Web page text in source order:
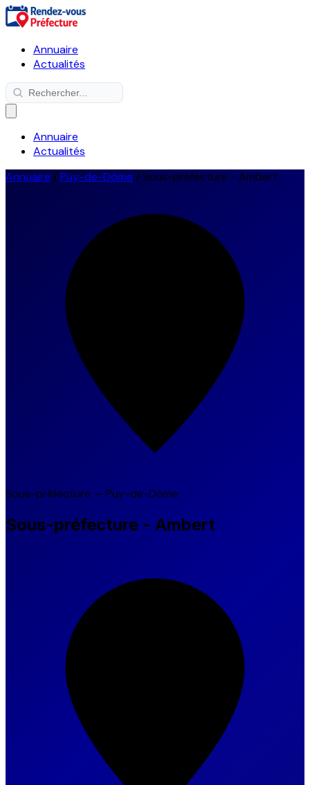
Annuaire
Actualités
Annuaire
Actualités
Annuaire /Puy-de-Dôme / Sous-préfecture - Ambert
Sous-préfecture — Puy-de-Dôme
Sous-préfecture - Ambert